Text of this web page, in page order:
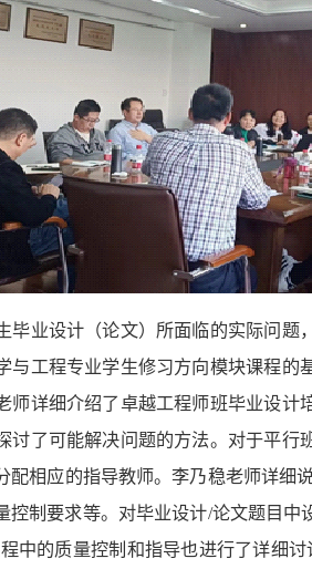
毕业设计（论文）所面临的实际问题
与工程专业学生修习方向模块课程的
师详细介绍了卓越工程师班毕业设
讨了可能解决问题的方法。对于平
相应的指导教师。李乃稳老师详细
控制要求等。对毕业设计/论文题目
中的质量控制和指导也进行了详细